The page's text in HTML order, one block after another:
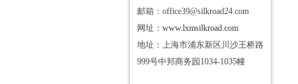
邮箱：office39@silkroad24.com
网址： www.lxmsilkroad.com
地址：上海市浦东新区川沙王桥路
999号中邦商务园1034-1035幢